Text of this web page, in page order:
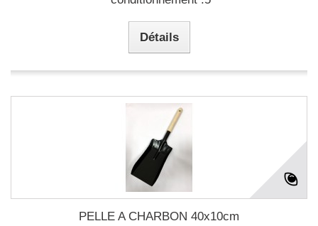
Détails
PELLE A CHARBON 40x10cm